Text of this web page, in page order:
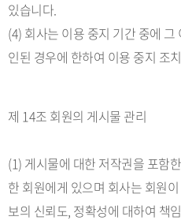
있습니다.
(4) 회사는 이용 중지 기간 중에
인된 경우에 한하여 이용 중지 조
제 14조 회원의 게시물 관리
(1) 게시물에 대한 저작권을 포함
한 회원에게 있으며 회사는 회원
보의 신뢰도, 정확성에 대하여 책